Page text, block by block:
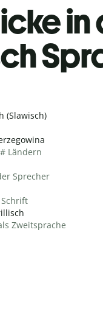
in
(Slawisch)
Ländern
Sprecher
Zweitsprache